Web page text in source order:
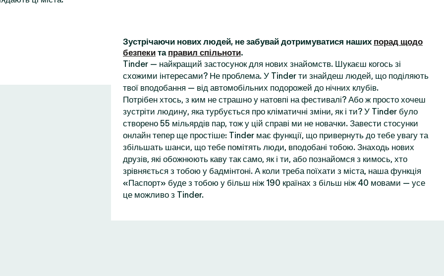
Зустрічаючи нових людей, не забувай дотримуватися наших порад щодо
безпеки та правил спільноти.
Tinder — найкращий застосунок для нових знайомств. Шукаєш когось зі
схожими інтересами? Не проблема. У Tinder ти знайдеш людей, що поділяють
твої вподобання — від автомобільних подорожей до нічних клубів.
Потрібен хтось, з ким не страшно у натовпі на фестивалі? Або ж просто хочеш
зустріти людину, яка турбується про кліматичні зміни, як і ти? У Tinder було
створено 55 мільярдів пар, тож у цій справі ми не новачки. Завести стосунки
онлайн тепер ще простіше: Tinder має функції, що привернуть до тебе увагу та
збільшать шанси, що тебе помітять люди, вподобані тобою. Знаходь нових
друзів, які обожнюють каву так само, як і ти, або познайомся з кимось, хто
зрівняється з тобою у бадмінтоні. А коли треба поїхати з міста, наша функція
«Паспорт» буде з тобою у більш ніж 190 країнах з більш ніж 40 мовами — усе
це можливо з Tinder.